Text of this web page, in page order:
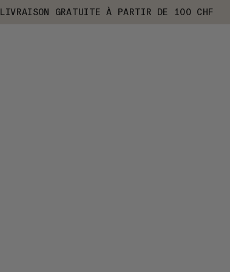
LIVRAISON GRATUITE À PARTIR DE 100 CHF